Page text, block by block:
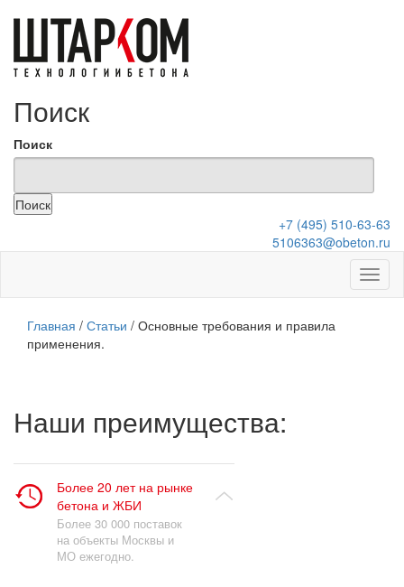
Поиск
Поиск
+7 (495) 510-63-63
5106363@obeton.ru
Главная / Статьи / Основные требования и правила
применения.
Наши преимущества:
Более 20 лет на рынке
бетона и ЖБИ
Более 30 000 поставок
на объекты Москвы и
МО ежегодно.